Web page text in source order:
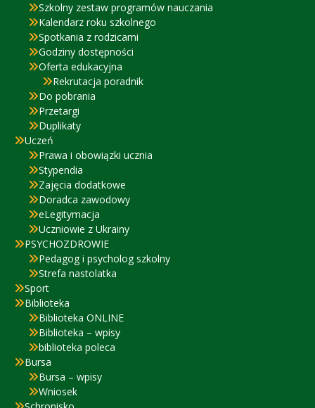
Szkolny zestaw programów nauczania
Kalendarz roku szkolnego
Spotkania z rodzicami
Godziny dostępności
Oferta edukacyjna
Rekrutacja poradnik
Do pobrania
Przetargi
Duplikaty
Uczeń
Prawa i obowiązki ucznia
Stypendia
Zajęcia dodatkowe
Doradca zawodowy
eLegitymacja
Uczniowie z Ukrainy
PSYCHOZDROWIE
Pedagog i psycholog szkolny
Strefa nastolatka
Sport
Biblioteka
Biblioteka ONLINE
Biblioteka – wpisy
biblioteka poleca
Bursa
Bursa – wpisy
Wniosek